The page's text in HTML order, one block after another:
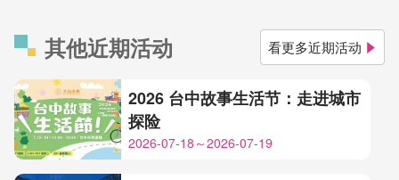
其他近期活动 看更多近期活动
2026 台中故事生活节：走进城市
探险
2026-07-18～2026-07-19